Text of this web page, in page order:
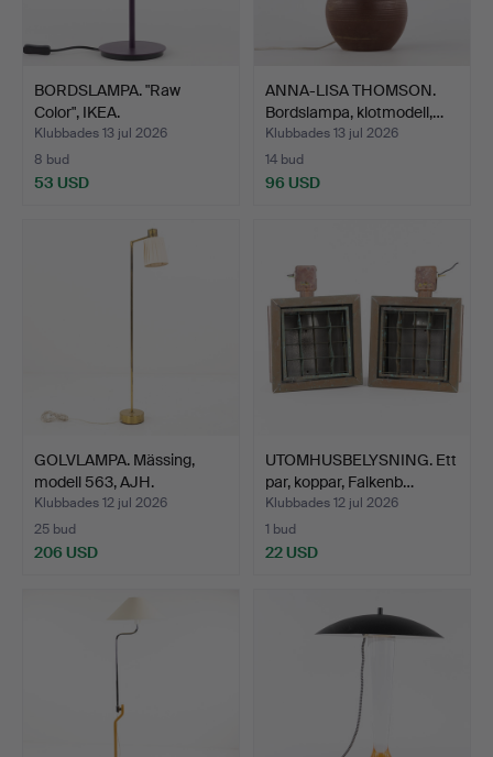
BORDSLAMPA. "Raw
Color", IKEA.
Klubbades 13 jul 2026
8 bud
53 USD
ANNA-LISA THOMSON.
Bordslampa, klotmodell,…
Klubbades 13 jul 2026
14 bud
96 USD
GOLVLAMPA. Mässing,
modell 563, AJH.
Klubbades 12 jul 2026
25 bud
206 USD
UTOMHUSBELYSNING. Ett
par, koppar, Falkenb…
Klubbades 12 jul 2026
1 bud
22 USD